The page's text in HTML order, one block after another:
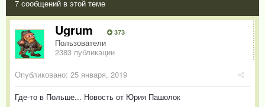
7 сообщений в этой теме
Ugrum 373
Пользователи
2383 публикации
Опубликовано: 25 января, 2019
Где-то в Польше... Новость от Юрия Пашолок